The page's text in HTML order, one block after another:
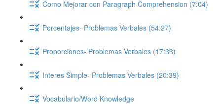
Como Mejorar con Paragraph Comprehension (7:04)
Porcentajes- Problemas Verbales (54:27)
Proporciones- Problemas Verbales (17:33)
Interes Simple- Problemas Verbales (20:39)
Vocabulario/Word Knowledge